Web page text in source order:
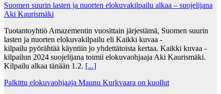
Suomen suurin lasten ja nuorten elokuvakilpailu alkaa – suojelijana
Aki Kaurismäki
Tuotantoyhtiö Amazementin vuosittain järjestämä, Suomen suurin
lasten ja nuorten elokuvakilpailu eli Kaikki kuvaa -
kilpailu pyörähtää käyntiin jo yhdettätoista kertaa. Kaikki kuvaa -
kilpailun 2024 suojelijana toimii elokuvaohjaaja Aki Kaurismäki.
Kilpailu alkaa tänään 1.2. [...]
Palkittu elokuvaohjaaja Maunu Kurkvaara on kuollut